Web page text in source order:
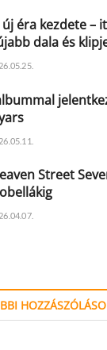
új éra kezdete –
dala és
Street